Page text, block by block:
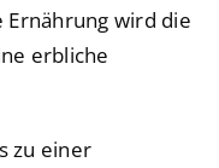
wird die
erbliche
zu einer